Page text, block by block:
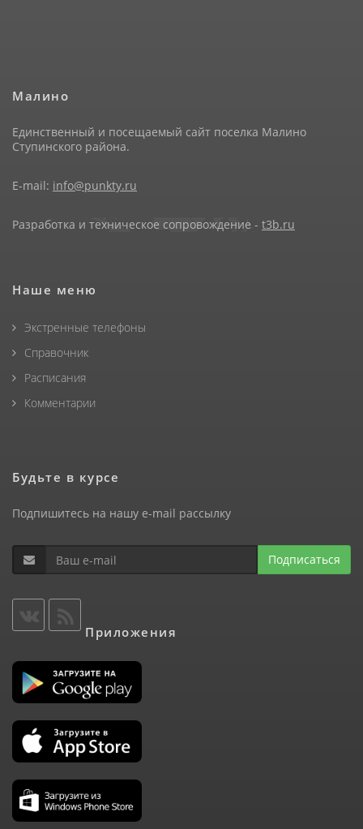
Малино
Единственный и посещаемый сайт поселка Малино
Ступинского района.
E-mail: info@punkty.ru
Разработка и техническое сопровождение - t3b.ru
Наше меню
Экстренные телефоны
Справочник
Расписания
Комментарии
Будьте в курсе
Подпишитесь на нашу e-mail рассылку
Подписаться
Приложения